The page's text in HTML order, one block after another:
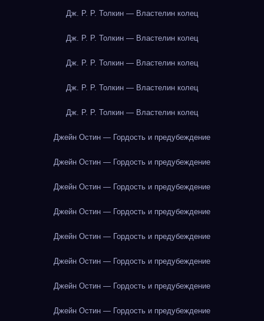
Дж. Р. Р. Толкин — Властелин колец
Дж. Р. Р. Толкин — Властелин колец
Дж. Р. Р. Толкин — Властелин колец
Дж. Р. Р. Толкин — Властелин колец
Дж. Р. Р. Толкин — Властелин колец
Джейн Остин — Гордость и предубеждение
Джейн Остин — Гордость и предубеждение
Джейн Остин — Гордость и предубеждение
Джейн Остин — Гордость и предубеждение
Джейн Остин — Гордость и предубеждение
Джейн Остин — Гордость и предубеждение
Джейн Остин — Гордость и предубеждение
Джейн Остин — Гордость и предубеждение